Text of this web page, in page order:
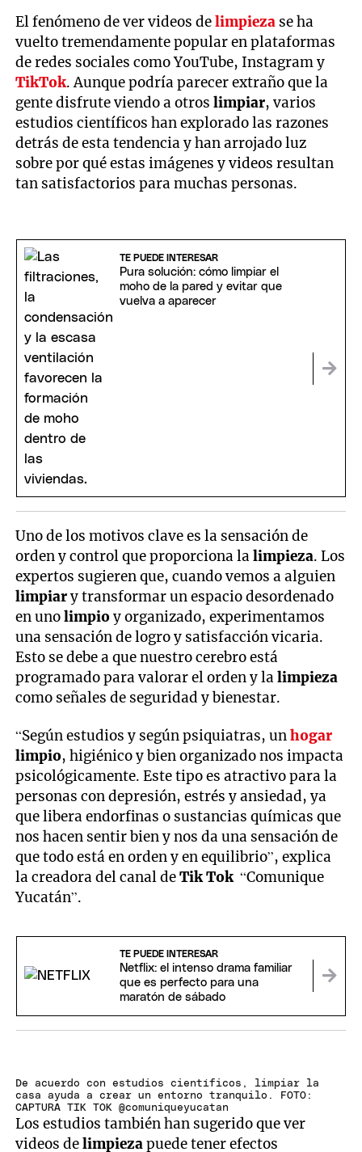
El fenómeno de ver videos delimpieza se ha
vuelto tremendamente popular en plataformas
de redes sociales como YouTube, Instagram y
TikTok. Aunque podría parecer extraño que la
gente disfrute viendo a otroslimpiar, varios
estudios científicos han explorado las razones
detrás de esta tendencia y han arrojado luz
sobre por qué estas imágenes y videos resultan
tan satisfactorios para muchas personas.
TE PUEDE INTERESAR
Pura solución: cómo limpiar el
moho de la pared y evitar que
vuelva a aparecer
Uno de los motivos clave es la sensación de
orden y control que proporciona lalimpieza. Los
expertos sugieren que, cuando vemos a alguien
limpiary transformar un espacio desordenado
en unolimpioy organizado, experimentamos
una sensación de logro y satisfacción vicaria.
Esto se debe a que nuestro cerebro está
programado para valorar el orden y lalimpieza
como señales de seguridad y bienestar.
“Según estudios y según psiquiatras, unhogar
limpio, higiénico y bien organizado nos impacta
psicológicamente. Este tipo es atractivo para la
personas con depresión, estrés y ansiedad, ya
que libera endorfinas o sustancias químicas que
nos hacen sentir bien y nos da una sensación de
que todo está en orden y en equilibrio”, explica
la creadora del canal deTik Tok“Comunique
Yucatán”.
TE PUEDE INTERESAR
Netflix: el intenso drama familiar
que es perfecto para una
maratón de sábado
De acuerdo con estudios científicos, limpiar la
casa ayuda a crear un entorno tranquilo. FOTO:
CAPTURA TIK TOK @comuniqueyucatan
Los estudios también han sugerido que ver
videos delimpiezapuede tener efectos